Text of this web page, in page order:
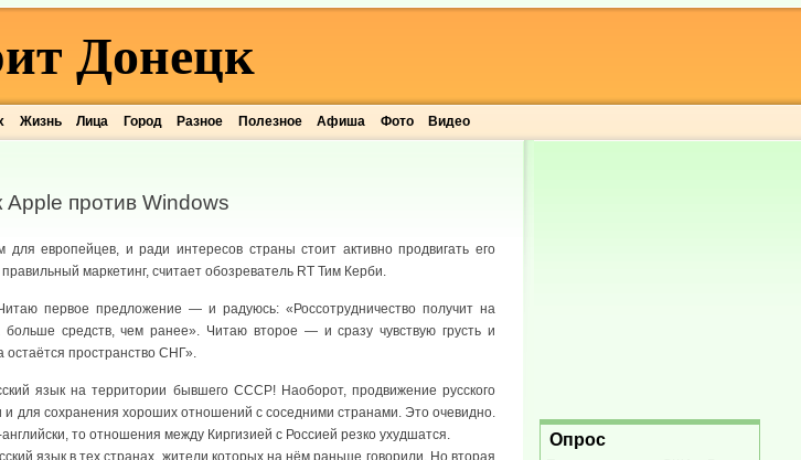
Жизнь Лица Город Разное Полезное Афиша Фото Видео
Донецк
Apple против Windows
европейцев, и ради интересов страны стоит активно продвигать его
маркетинг, считает обозреватель RT Тим Керби.
первое предложение — и радуюсь: «Россотрудничество получит на
средств, чем ранее». Читаю второе — и сразу чувствую грусть и
пространство СНГ».
язык на территории бывшего СССР! Наоборот, продвижение русского
для сохранения хороших отношений с соседними странами. Это очевидно.
то отношения между Киргизией с Россией резко ухудшатся.
Опрос